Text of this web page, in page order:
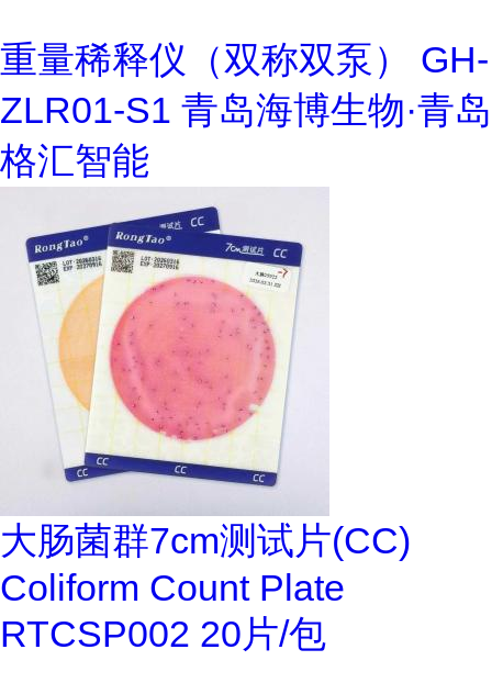
重量稀释仪（双称双泵） GH-
ZLR01-S1 青岛海博生物·青岛
格汇智能
大肠菌群7cm测试片(CC)
Coliform Count Plate
RTCSP002 20片/包